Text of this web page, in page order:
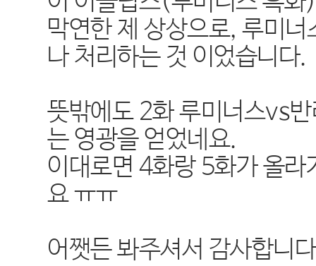
막연한 제 상상으로, 루미
나 처리하는 것 이었습니다.
뜻밖에도 2화 루미너스vs
는 영광을 얻었네요.
이대로면 4화랑 5화가 올
요 ㅠㅠ
어쨋든 봐주셔서 감사합니